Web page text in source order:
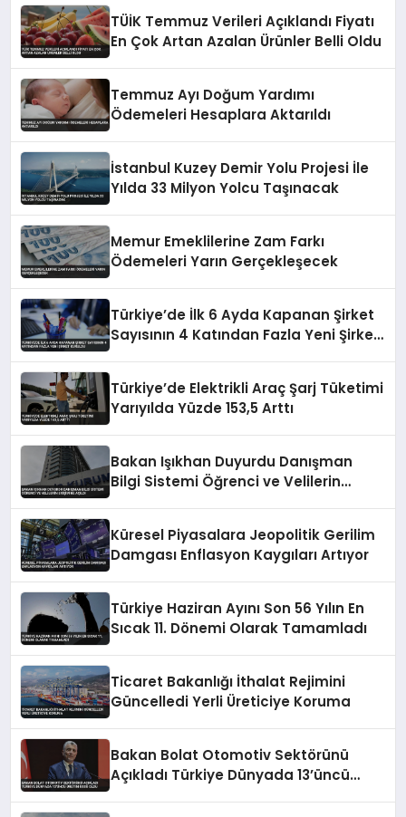
TÜİK Temmuz Verileri Açıklandı Fiyatı
En Çok Artan Azalan Ürünler Belli Oldu
Temmuz Ayı Doğum Yardımı
Ödemeleri Hesaplara Aktarıldı
İstanbul Kuzey Demir Yolu Projesi İle
Yılda 33 Milyon Yolcu Taşınacak
Memur Emeklilerine Zam Farkı
Ödemeleri Yarın Gerçekleşecek
Türkiye’de İlk 6 Ayda Kapanan Şirket
Sayısının 4 Katından Fazla Yeni Şirket
Türkiye’de Elektrikli Araç Şarj Tüketimi
Yarıyılda Yüzde 153,5 Arttı
Bakan Işıkhan Duyurdu Danışman
Bilgi Sistemi Öğrenci ve Velilerin
Küresel Piyasalara Jeopolitik Gerilim
Damgası Enflasyon Kaygıları Artıyor
Türkiye Haziran Ayını Son 56 Yılın En
Sıcak 11. Dönemi Olarak Tamamladı
Ticaret Bakanlığı İthalat Rejimini
Güncelledi Yerli Üreticiye Koruma
Bakan Bolat Otomotiv Sektörünü
Açıkladı Türkiye Dünyada 13’üncü